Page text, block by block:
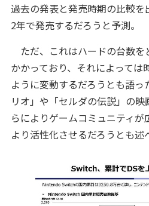
過去の発表と発売時期の比較
2年で発売するだろうと予測。
ただ、これはハードの台数を
かかっており、それによっては
ように変動するだろうとも語
リオ」や「セルダの伝説」の
らによりゲームコミュニティが
より活性化させるだろうとも述